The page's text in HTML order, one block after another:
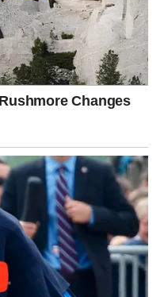
starenja je i
da učite, rešavate
mozak svakodnevno, to
nego što je potrebno.
hobiji, pa čak i
poboljšatimentalnu oštrinu
godinama. Ako
sistem je jači,
Kvalitetan san smanjuje
organizmu da se